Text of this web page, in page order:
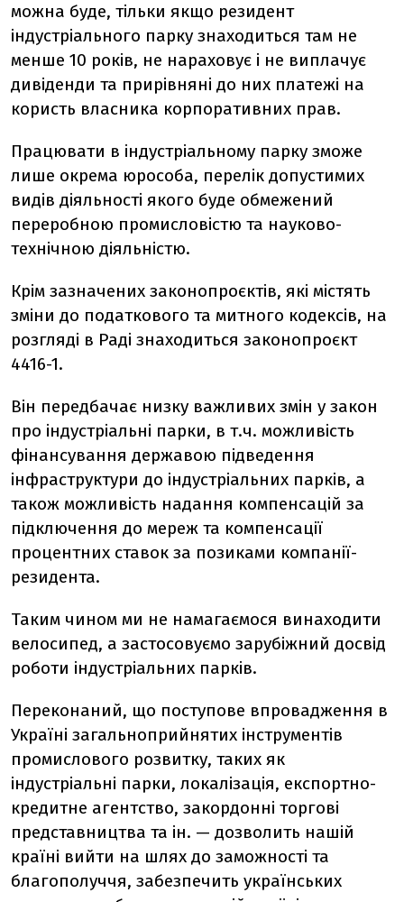
можна буде, тільки якщо резидент
індустріального парку знаходиться там не
менше 10 років, не нараховує і не виплачує
дивіденди та прирівняні до них платежі на
користь власника корпоративних прав.
Працювати в індустріальному парку зможе
лише окрема юрособа, перелік допустимих
видів діяльності якого буде обмежений
переробною промисловістю та науково-
технічною діяльністю.
Крім зазначених законопроєктів, які містять
зміни до податкового та митного кодексів, на
розгляді в Раді знаходиться законопроєкт
4416-1.
Він передбачає низку важливих змін у закон
про індустріальні парки, в т.ч. можливість
фінансування державою підведення
інфраструктури до індустріальних парків, а
також можливість надання компенсацій за
підключення до мереж та компенсації
процентних ставок за позиками компанії-
резидента.
Таким чином ми не намагаємося винаходити
велосипед, а застосовуємо зарубіжний досвід
роботи індустріальних парків.
Переконаний, що поступове впровадження в
Україні загальноприйнятих інструментів
промислового розвитку, таких як
індустріальні парки, локалізація, експортно-
кредитне агентство, закордонні торгові
представництва та ін. — дозволить нашій
країні вийти на шлях до заможності та
благополуччя, забезпечить українських